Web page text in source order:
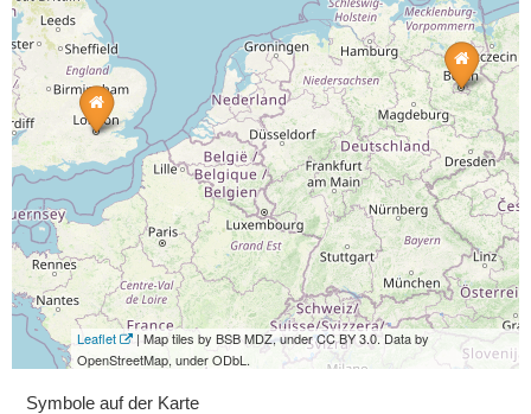
Leaflet
| Map tiles by BSB MDZ, under CC BY 3.0. Data by
OpenStreetMap, under ODbL.
Symbole auf der Karte